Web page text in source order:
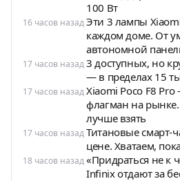
100 Вт
16 часов назадЭти 3 лампы
каждом доме. От
автономной
17 часов назад3 доступных, но
— в пределах 15
17 часов назадXiaomi Poco F8
флагман на
лучше взять
17 часов назадТитановые смарт-
цене. Хватаем,
18 часов назад«Придраться не к
Infinix отдают за